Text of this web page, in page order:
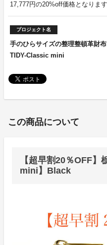
17,777円の20%off価格となります
プロジェクト名
手のひらサイズの整理整頓革財
TIDY-Classic mini
この商品について
【超早割20％OFF
mini】Black